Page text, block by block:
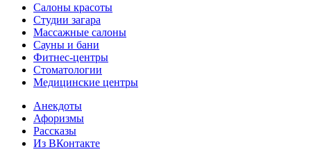
Салоны красоты
Студии загара
Массажные салоны
Сауны и бани
Фитнес-центры
Стоматологии
Медицинские центры
Анекдоты
Афоризмы
Рассказы
Из ВКонтакте